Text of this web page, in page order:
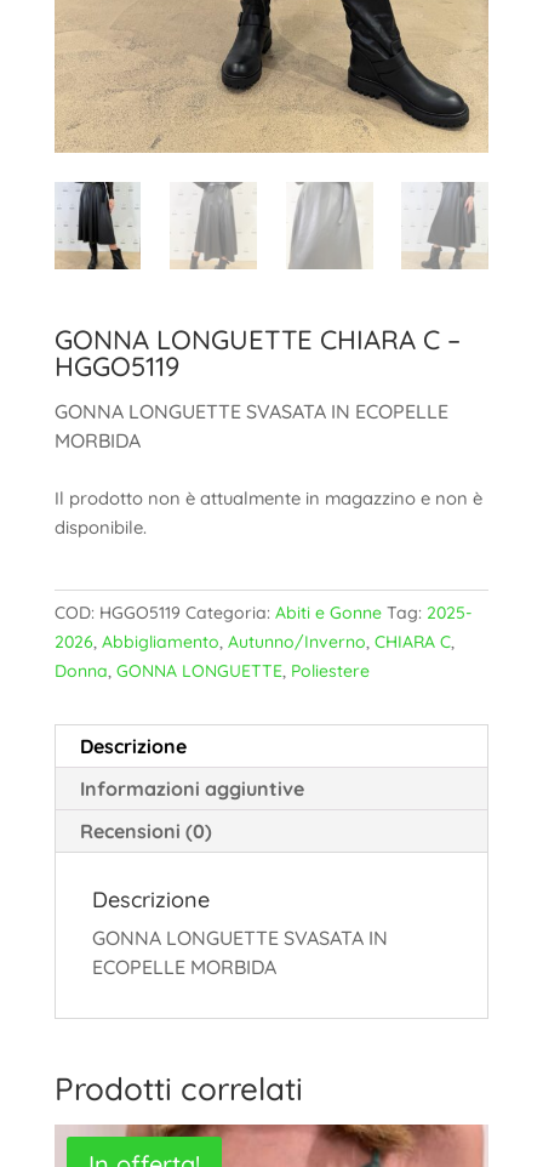
GONNA LONGUETTE CHIARA C –
HGGO5119
GONNA LONGUETTE SVASATA IN ECOPELLE
MORBIDA
Il prodotto non è attualmente in magazzino e non è
disponibile.
COD: HGGO5119 Categoria: Abiti e Gonne Tag: 2025-
2026, Abbigliamento, Autunno/Inverno, CHIARA C,
Donna, GONNA LONGUETTE, Poliestere
Descrizione
Informazioni aggiuntive
Recensioni (0)
Descrizione
GONNA LONGUETTE SVASATA IN
ECOPELLE MORBIDA
Prodotti correlati